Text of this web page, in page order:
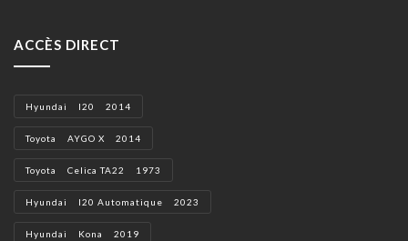
ACCÈS DIRECT
Hyundai I20 2014
Toyota AYGO X 2014
Toyota Celica TA22 1973
Hyundai I20 Automatique 2023
Hyundai Kona 2019